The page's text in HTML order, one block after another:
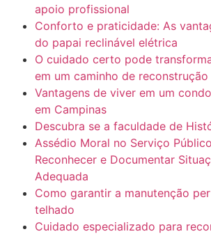
apoio profissional
Conforto e praticidade: As
do papai reclinável elétrica
O cuidado certo pode
em um caminho de reconstrução
Vantagens de viver em um
em Campinas
Descubra se a faculdade de
Assédio Moral no Serviço
Reconhecer e Documentar
Adequada
Como garantir a manutenção
telhado
Cuidado especializado para